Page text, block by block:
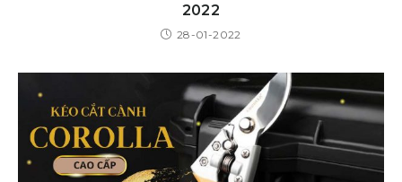
2022
28-01-2022